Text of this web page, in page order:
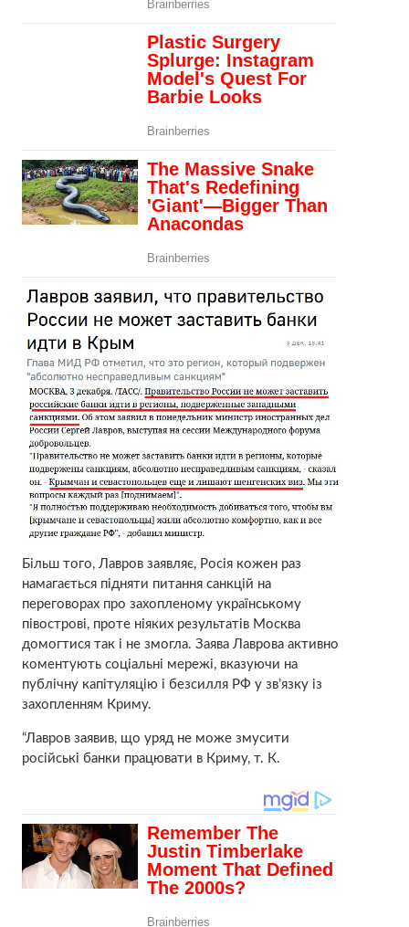
Більш того, Лавров заявляє, Росія кожен раз
намагається підняти питання санкцій на
переговорах про захопленому українському
півострові, проте ніяких результатів Москва
домогтися так і не змогла. Заява Лаврова активно
коментують соціальні мережі, вказуючи на
публічну капітуляцію і безсилля РФ у зв’язку із
захопленням Криму.
“Лавров заявив, що уряд не може змусити
російські банки працювати в Криму, т. К.